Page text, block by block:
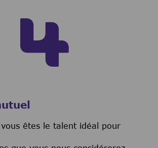
êtes le talent idéal pour